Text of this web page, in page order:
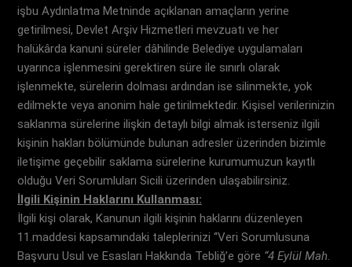
işbu Aydınlatma Metninde açıklanan amaçların yerine
getirilmesi, Devlet Arşiv Hizmetleri mevzuatı ve her
halükârda kanuni süreler dâhilinde Belediye uygulamaları
uyarınca işlenmesini gerektiren süre ile sınırlı olarak
işlenmekte, sürelerin dolması ardından ise silinmekte, yok
edilmekte veya anonim hale getirilmektedir. Kişisel verilerinizin
saklanma sürelerine ilişkin detaylı bilgi almak isterseniz ilgili
kişinin hakları bölümünde bulunan adresler üzerinden bizimle
iletişime geçebilir saklama sürelerine kurumumuzun kayıtlı
olduğu Veri Sorumluları Sicili üzerinden ulaşabilirsiniz.
İlgili Kişinin Haklarını Kullanması:
İlgili kişi olarak, Kanunun ilgili kişinin haklarını düzenleyen
11.maddesi kapsamındaki taleplerinizi “Veri Sorumlusuna
Başvuru Usul ve Esasları Hakkında Tebliğ’e göre “4 Eylül Mah.